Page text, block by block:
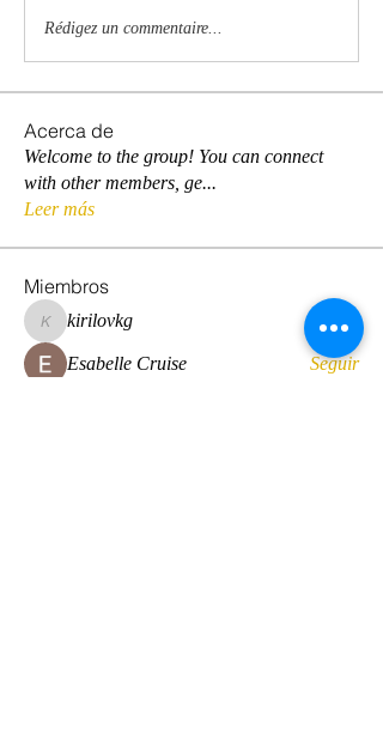
Rédigez un commentaire...
Acerca de
Welcome to the group! You can connect
with other members, ge...
Leer más
Miembros
kirilovkg
kirilovkg Seguir
Esabelle Cruise Seguir